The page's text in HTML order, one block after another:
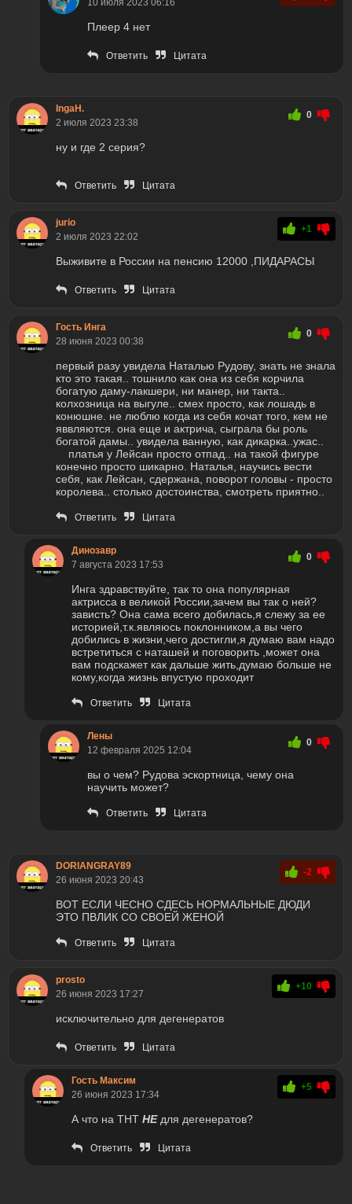
10 июля 2023 06:16
Плеер 4 нет
Ответить Цитата
IngaH.
2 июля 2023 23:38
0
ну и где 2 серия?
Ответить Цитата
jurio
2 июля 2023 22:02
+1
Выживите в России на пенсию 12000 ,ПИДАРАСЫ
Ответить Цитата
Гость Инга
28 июня 2023 00:38
0
первый разу увидела Наталью Рудову, знать не знала
кто это такая.. тошнило как она из себя корчила
богатую даму-лакшери, ни манер, ни такта..
колхозница на выгуле.. смех просто, как лошадь в
конюшне. не люблю когда из себя кочат того, кем не
яввляются. она еще и актрича, сыграла бы роль
богатой дамы.. увидела ванную, как дикарка..ужас..
платья у Лейсан просто отпад.. на такой фигуре
конечно просто шикарно. Наталья, научись вести
себя, как Лейсан, сдержана, поворот головы - просто
королева.. столько достоинства, смотреть приятно..
Ответить Цитата
Динозавр
7 августа 2023 17:53
0
Инга здравствуйте, так то она популярная
актрисса в великой России,зачем вы так о ней?
зависть? Она сама всего добилась,я слежу за ее
историей,т.к.являюсь поклонником,а вы чего
добились в жизни,чего достигли,я думаю вам надо
встретиться с наташей и поговорить ,может она
вам подскажет как дальше жить,думаю больше не
кому,когда жизнь впустую проходит
Ответить Цитата
Лены
12 февраля 2025 12:04
0
вы о чем? Рудова эскортница, чему она
научить может?
Ответить Цитата
DORIANGRAY89
26 июня 2023 20:43
-2
ВОТ ЕСЛИ ЧЕСНО СДЕСЬ НОРМАЛЬНЫЕ ДЮДИ
ЭТО ПВЛИК СО СВОЕЙ ЖЕНОЙ
Ответить Цитата
prosto
26 июня 2023 17:27
+10
исключительно для дегенератов
Ответить Цитата
Гость Максим
26 июня 2023 17:34
+5
А что на ТНТ НЕ для дегенератов?
Ответить Цитата